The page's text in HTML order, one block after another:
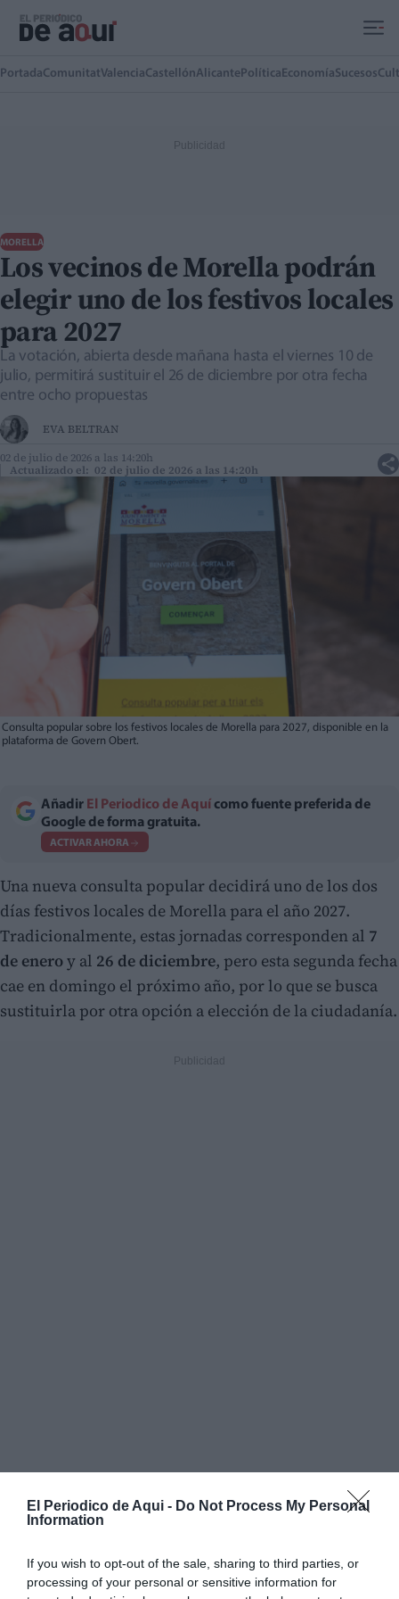
El Periodico de Aqui - Do Not Process My Personal
Information
If you wish to opt-out of the sale, sharing to third parties, or
processing of your personal or sensitive information for
PortadaComunitatValenciaCastellónAlicante Política EconomíaSucesos
MORELLA
Los vecinos de Morella podrán
elegir uno de los festivos locales
para 2027
La votación, abierta desde mañana hasta el viernes 10 de
julio, permitirá sustituir el 26 de diciembre por otra fecha
entre ocho propuestas
EVA BELTRAN
02 de julio de 2026 a las 14:20h
Actualizado el: 02 de julio de 2026 a las 14:20h
Consulta popular sobre los festivos locales de Morella para 2027, disponible en la
plataforma de Govern Obert.
Añadir El Periodico de Aquí como fuente preferida de
Google de forma gratuita.
ACTIVAR AHORA
Una nueva consulta popular decidirá uno de los dos
días festivos locales de Morella para el año 2027.
Tradicionalmente, estas jornadas corresponden al 7
de eneroy al 26 de diciembre, pero esta segunda fecha
cae en domingo el próximo año, por lo que se busca
sustituirla por otra opción a elección de la ciudadanía.